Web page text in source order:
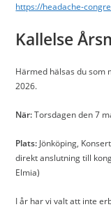
https://headache-
Kallelse
Härmed hälsas du som
2026.
När:Torsdagen den 7
Plats: Jönköping,
direkt anslutning till
Elmia)
I år har vi valt att inte